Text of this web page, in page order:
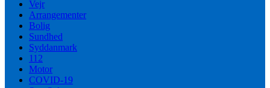
Vejr
Arrangementer
Bolig
Sundhed
Syddanmark
112
Motor
COVID-19